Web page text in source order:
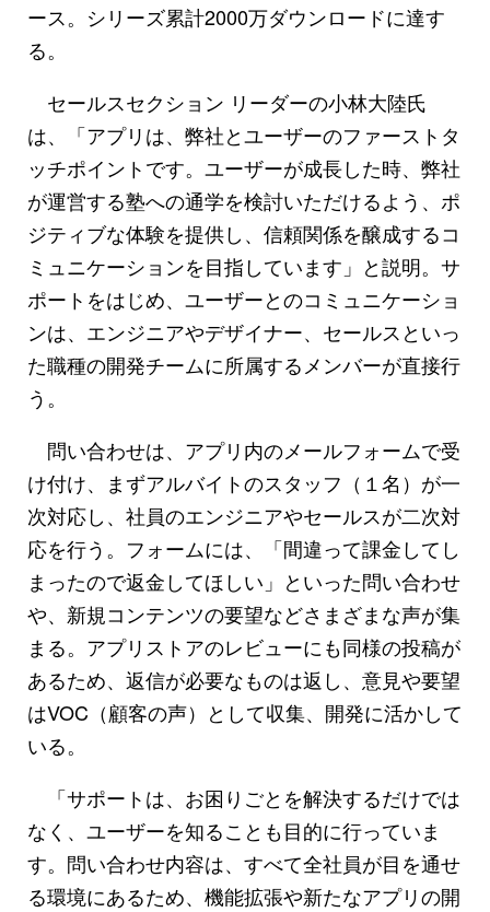
ース。シリーズ累計2000万ダウンロードに達す
る。
セールスセクション リーダーの小林大陸氏
は、「アプリは、弊社とユーザーのファーストタ
ッチポイントです。ユーザーが成長した時、弊社
が運営する塾への通学を検討いただけるよう、ポ
ジティブな体験を提供し、信頼関係を醸成するコ
ミュニケーションを目指しています」と説明。サ
ポートをはじめ、ユーザーとのコミュニケーショ
ンは、エンジニアやデザイナー、セールスといっ
た職種の開発チームに所属するメンバーが直接行
う。
問い合わせは、アプリ内のメールフォームで受
け付け、まずアルバイトのスタッフ（１名）が一
次対応し、社員のエンジニアやセールスが二次対
応を行う。フォームには、「間違って課金してし
まったので返金してほしい」といった問い合わせ
や、新規コンテンツの要望などさまざまな声が集
まる。アプリストアのレビューにも同様の投稿が
あるため、返信が必要なものは返し、意見や要望
はVOC（顧客の声）として収集、開発に活かして
いる。
「サポートは、お困りごとを解決するだけでは
なく、ユーザーを知ることも目的に行っていま
す。問い合わせ内容は、すべて全社員が目を通せ
る環境にあるため、機能拡張や新たなアプリの開